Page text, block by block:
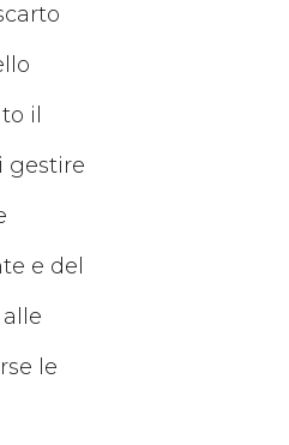
il
gestire
e del
le